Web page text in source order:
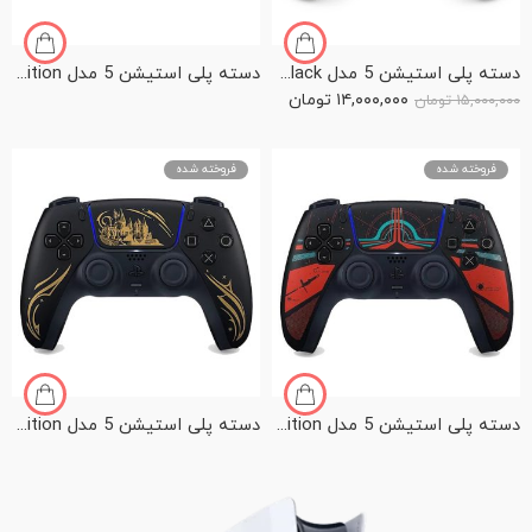
دسته پلی استیشن 5 مدل PS5 Dualsense Midnight Black
۱۵,۰۰۰,۰۰۰ تومان ۱۴,۰۰۰,۰۰۰ تومان
دسته پلی استیشن 5 مدل PS5 Dualsense Final Fantasy XVI Limited Edition
فروخته شده
دسته پلی استیشن 5 مدل PS5 Dualsense Concord Limited Edition
فروخته شده
دسته پلی استیشن 5 مدل PS5 Dualsense Hogwarts Legacy Limited Edition